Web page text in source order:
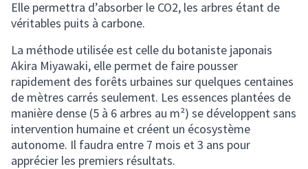
Elle permettra d’absorber le CO2, les arbres étant de
véritables puits à carbone.
La méthode utilisée est celle du botaniste japonais
Akira Miyawaki, elle permet de faire pousser
rapidement des forêts urbaines sur quelques centaines
de mètres carrés seulement. Les essences plantées de
manière dense (5 à 6 arbres au m²) se développent sans
intervention humaine et créent un écosystème
autonome. Il faudra entre 7 mois et 3 ans pour
apprécier les premiers résultats.